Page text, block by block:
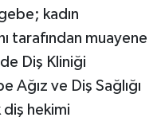
kadın
tarafından muayene
Diş Kliniği
Ağız ve Diş Sağlığı
diş hekimi